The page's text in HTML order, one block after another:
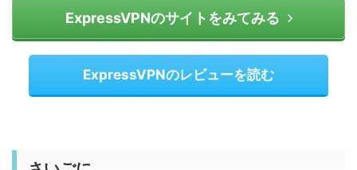
ExpressVPNのサイトをみてみる
ExpressVPNのレビューを読む